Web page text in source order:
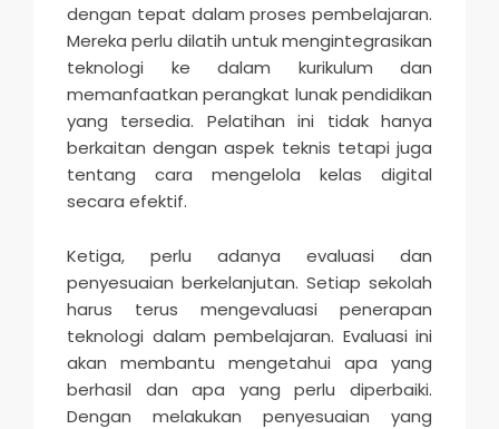
dengan tepat dalam proses pembelajaran.
Mereka perlu dilatih untuk mengintegrasikan
teknologi ke dalam kurikulum dan
memanfaatkan perangkat lunak pendidikan
yang tersedia. Pelatihan ini tidak hanya
berkaitan dengan aspek teknis tetapi juga
tentang cara mengelola kelas digital
secara efektif.
Ketiga, perlu adanya evaluasi dan
penyesuaian berkelanjutan. Setiap sekolah
harus terus mengevaluasi penerapan
teknologi dalam pembelajaran. Evaluasi ini
akan membantu mengetahui apa yang
berhasil dan apa yang perlu diperbaiki.
Dengan melakukan penyesuaian yang